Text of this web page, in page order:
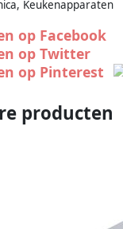
Keukenapparaten
producten